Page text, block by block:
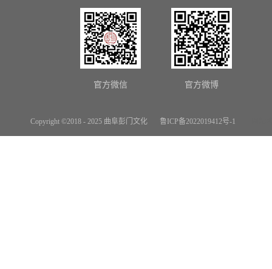
Copyright ©2018 - 2025 曲阜彭门文化 鲁ICP备2022019412号-1
官方微信 官方微博